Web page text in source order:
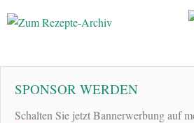
SPONSOR WERDEN
Schalten Sie jetzt Bannerwerbung auf